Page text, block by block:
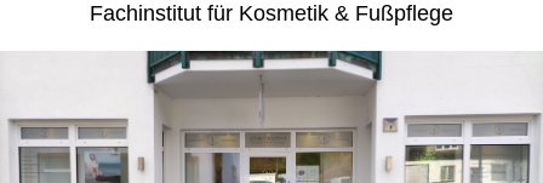
Fachinstitut für Kosmetik & Fußpflege